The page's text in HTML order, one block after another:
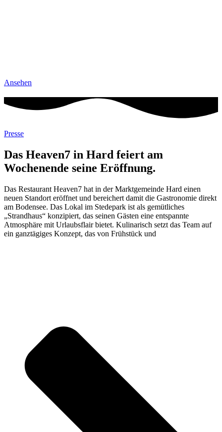
Ansehen
Presse
Das Heaven7 in Hard feiert am
Wochenende seine Eröffnung.
Das Restaurant Heaven7 hat in der Marktgemeinde Hard einen
neuen Standort eröffnet und bereichert damit die Gastronomie direkt
am Bodensee. Das Lokal im Stedepark ist als gemütliches
„Strandhaus“ konzipiert, das seinen Gästen eine entspannte
Atmosphäre mit Urlaubsflair bietet. Kulinarisch setzt das Team auf
ein ganztägiges Konzept, das von Frühstück und